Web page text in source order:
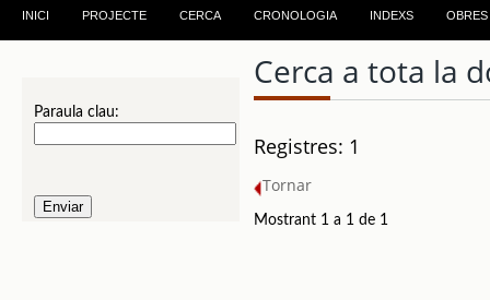
INICI PROJECTE CERCA CRONOLOGIA INDEXS OBRES
Paraula clau:
Cerca a tota la
Registres: 1
Tornar
Mostrant 1 a 1 de 1